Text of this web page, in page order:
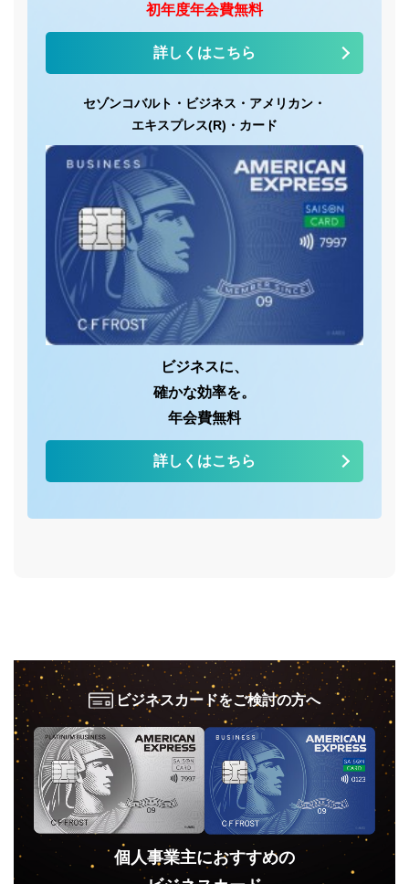
初年度年会費無料
詳しくはこちら
セゾンコバルト・ ビジネス・ アメリカン・
エキスプレス(R)・ カード
ビジネスに、
確かな効率を。
年会費無料
詳しくはこちら
ビジネスカードをご検討の方へ
個人事業主におすすめの